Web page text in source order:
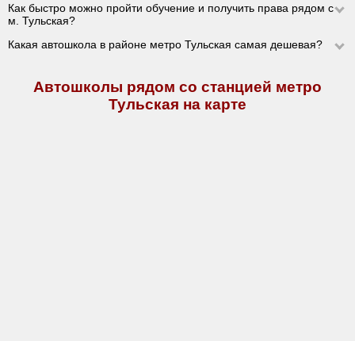
Как быстро можно пройти обучение и получить права рядом с
м. Тульская?
Какая автошкола в районе метро Тульская самая дешевая?
Автошколы рядом со станцией метро
Тульская на карте